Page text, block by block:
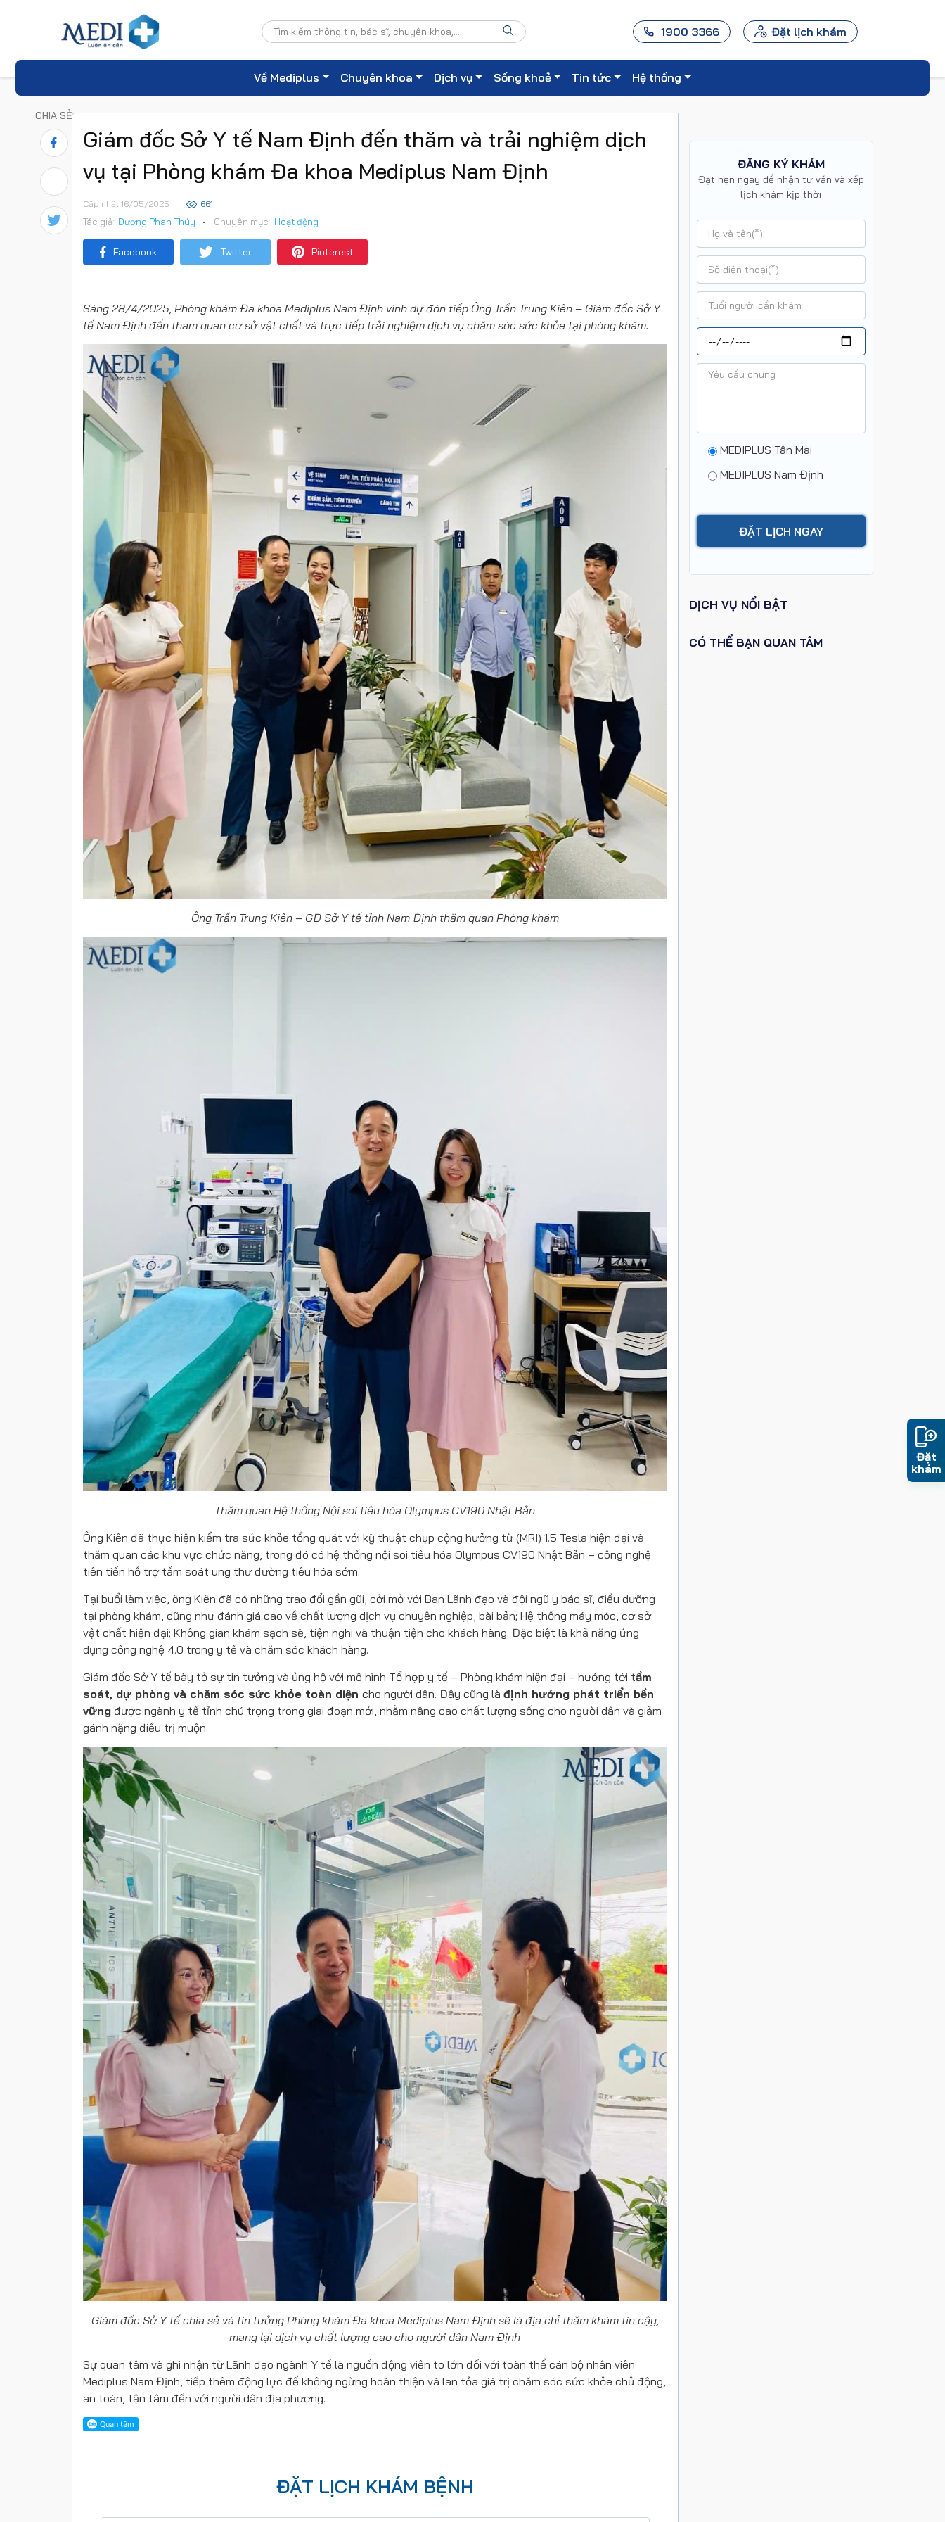
1900 3366 Đặt lịch khám
Về Mediplus Chuyên khoa Dịch vụ Sống khoẻ Tin tức Hệ thống
Giám đốc Sở Y tế Nam Định đến thăm và trải nghiệm dịch
vụ tại Phòng khám Đa khoa Mediplus Nam Định
Cập nhật 16/05/2025 661
Tác giả: Dương Phan Thúy • Chuyên mục: Hoạt động
Facebook Twitter Pinterest
Sáng 28/4/2025, Phòng khám Đa khoa Mediplus Nam Định vinh dự đón tiếp Ông Trần Trung Kiên – Giám đốc Sở Y
tế Nam Định đến tham quan cơ sở vật chất và trực tiếp trải nghiệm dịch vụ chăm sóc sức khỏe tại phòng khám.
Ông Trần Trung Kiên – GĐ Sở Y tế tỉnh Nam Định thăm quan Phòng khám
Thăm quan Hệ thống Nội soi tiêu hóa Olympus CV190 Nhật Bản
Ông Kiên đã thực hiện kiểm tra sức khỏe tổng quát với kỹ thuật chụp cộng hưởng từ (MRI) 1.5 Tesla hiện đại và
thăm quan các khu vực chức năng, trong đó có hệ thống nội soi tiêu hóa Olympus CV190 Nhật Bản – công nghệ
tiên tiến hỗ trợ tầm soát ung thư đường tiêu hóa sớm.
Tại buổi làm việc, ông Kiên đã có những trao đổi gần gũi, cởi mở với Ban Lãnh đạo và đội ngũ y bác sĩ, điều dưỡng
tại phòng khám, cũng như đánh giá cao về chất lượng dịch vụ chuyên nghiệp, bài bản; Hệ thống máy móc, cơ sở
vật chất hiện đại; Không gian khám sạch sẽ, tiện nghi và thuận tiện cho khách hàng. Đặc biệt là khả năng ứng
dụng công nghệ 4.0 trong y tế và chăm sóc khách hàng.
Giám đốc Sở Y tế bày tỏ sự tin tưởng và ủng hộ với mô hình Tổ hợp y tế – Phòng khám hiện đại – hướng tới tầm
soát, dự phòng và chăm sóc sức khỏe toàn diện cho người dân. Đây cũng là định hướng phát triển bền
vững được ngành y tế tỉnh chú trọng trong giai đoạn mới, nhằm nâng cao chất lượng sống cho người dân và giảm
gánh nặng điều trị muộn.
Giám đốc Sở Y tế chia sẻ và tin tưởng Phòng khám Đa khoa Mediplus Nam Định sẽ là địa chỉ thăm khám tin cậy,
mang lại dịch vụ chất lượng cao cho người dân Nam Định
Sự quan tâm và ghi nhận từ Lãnh đạo ngành Y tế là nguồn động viên to lớn đối với toàn thể cán bộ nhân viên
Mediplus Nam Định, tiếp thêm động lực để không ngừng hoàn thiện và lan tỏa giá trị chăm sóc sức khỏe chủ động,
an toàn, tận tâm đến với người dân địa phương.
ĐẶT LỊCH KHÁM BỆNH
ĐĂNG KÝ KHÁM
Đặt hẹn ngay để nhận tư vấn và xếp
lịch khám kịp thời
MEDIPLUS Tân Mai
MEDIPLUS Nam Định
DỊCH VỤ NỔI BẬT
CÓ THỂ BẠN QUAN TÂM
CHIA SẺ
Đặt
khám